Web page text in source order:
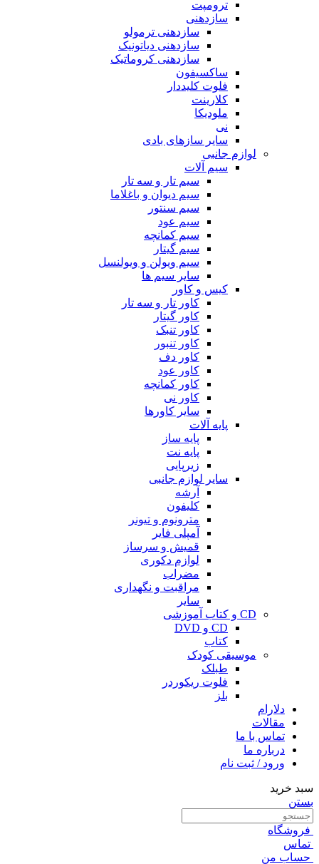
ترومپت
سازدهنی
سازدهنی ترمولو
سازدهنی دیاتونیک
سازدهنی کروماتیک
ساکسیفون
فلوت کلیددار
کلارینت
ملودیکا
نی
سایر سازهای بادی
لوازم جانبی
سیم آلات
سیم تار و سه تار
سیم دیوان و باغلاما
سیم سنتور
سیم عود
سیم کمانچه
سیم گیتار
سیم ویولن و ویولنسل
سایر سیم ها
کیس و کاور
کاور تار و سه تار
کاور گیتار
کاور تنبک
کاور تنبور
کاور دف
کاور عود
کاور کمانچه
کاور نی
سایر کاورها
پایه آلات
پایه ساز
پایه نت
زیرپایی
سایر لوازم جانبی
آرشه
کلیفون
مترونوم و تیونر
آمپلی فایر
قمیش و سرساز
لوازم دکوری
مضراب
مراقبت و نگهداری
سایر
CD و کتاب آموزشی
CD و DVD
کتاب
موسیقی کودک
طبلک
فلوت ریکوردر
بلز
دلارام
مقالات
تماس با ما
درباره ما
ورود / ثبت نام
سبد خرید
بستن
فروشگاه
تماس
حساب من